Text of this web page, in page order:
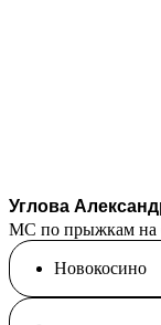
Углова
МС по прыжкам на
Новокосино